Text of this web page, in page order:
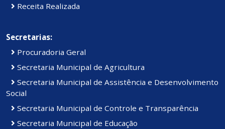
Receita Realizada
Secretarias:
Procuradoria Geral
Secretaria Municipal de Agricultura
Secretaria Municipal de Assistência e Desenvolvimento
Social
Secretaria Municipal de Controle e Transparência
Secretaria Municipal de Educação